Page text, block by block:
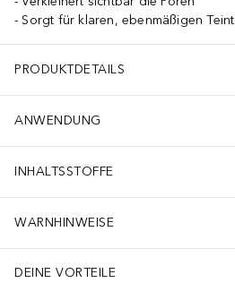
Sorgt für klaren, ebenmäßigen Teint
PRODUKTDETAILS
ANWENDUNG
INHALTSSTOFFE
WARNHINWEISE
DEINE VORTEILE